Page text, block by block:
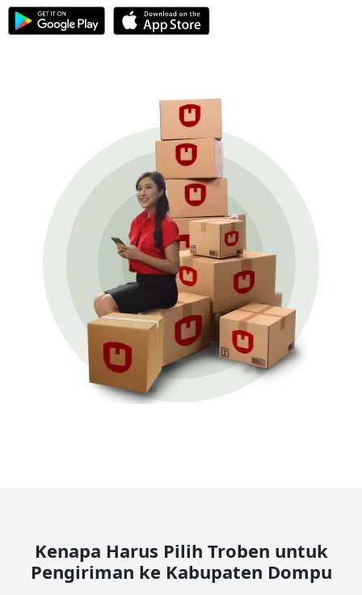
Kenapa Harus Pilih Troben untuk
Pengiriman ke Kabupaten Dompu